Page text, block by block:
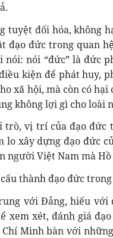
tuyệt đối hóa, không
đạo đức trong quan
nói “đức” là đức
kiện để phát huy,
xã hội, mà còn có
không lợi gì cho loài
vị trí của đạo đức
lo xây dựng đạo đức
người Việt Nam mà
thành đạo đức
với Đảng, hiếu với
xem xét, đánh giá
Chí Minh bàn với